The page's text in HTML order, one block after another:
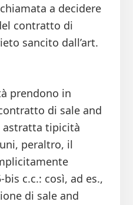
a decidere
contratto di
sancito dall’art.
prendono in
di sale and
astratta tipicità
peraltro, il
bis c.c.: così, ad es.,
di sale and